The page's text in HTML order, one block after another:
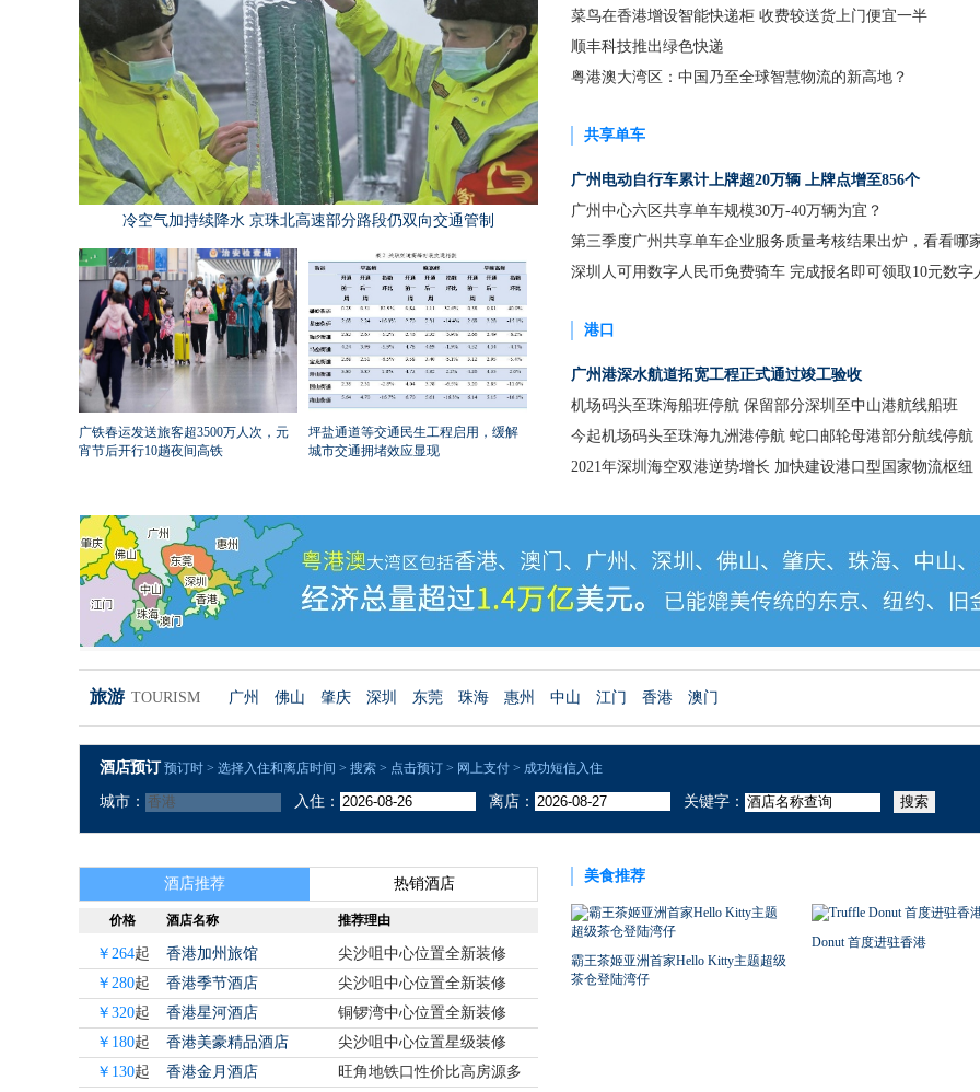
冷空气加持续降水 京珠北高速部分路段仍双向交通管制
广铁春运发送旅客超3500万人次，元
宵节后开行10趟夜间高铁
坪盐通道等交通民生工程启用，缓解
城市交通拥堵效应显现
菜鸟在香港增设智能快递柜 收费较送货上门便宜一半
顺丰科技推出绿色快递
粤港澳大湾区：中国乃至全球智慧物流的新高地？
共享单车
广州电动自行车累计上牌超20万辆 上牌点增至856个
广州中心六区共享单车规模30万-40万辆为宜？
第三季度广州共享单车企业服务质量考核结果出炉，看看哪
一
深圳人可用数字人民币免费骑车 完成报名即可领取10元数字
港口
广州港深水航道拓宽工程正式通过竣工验收
机场码头至珠海船班停航 保留部分深圳至中山港航线船班
今起机场码头至珠海九洲港停航 蛇口邮轮母港部分航线停航
2021年深圳海空双港逆势增长 加快建设港口型国家物流枢纽
旅游 TOURISM 广州 佛山 肇庆 深圳 东莞 珠海 惠州 中山 江门 香港 澳门
酒店预订 预订时 > 选择入住和离店时间 > 搜索 > 点击预订 > 网上支付 > 成功短信入住
城市： 入住： 离店： 关键字：
酒店推荐 热销酒店
价格 酒店名称 推荐理由
￥264起 香港加州旅馆
尖沙咀中心位置全新装修
￥280起 香港季节酒店
尖沙咀中心位置全新装修
￥320起 香港星河酒店
铜锣湾中心位置全新装修
￥180起 香港美豪精品酒店
尖沙咀中心位置星级装修
￥130起 香港金月酒店
旺角地铁口性价比高房源多
美食推荐
霸王茶姬亚洲首家Hello Kitty主题超级
茶仓登陆湾仔
Donut 首度进驻香港